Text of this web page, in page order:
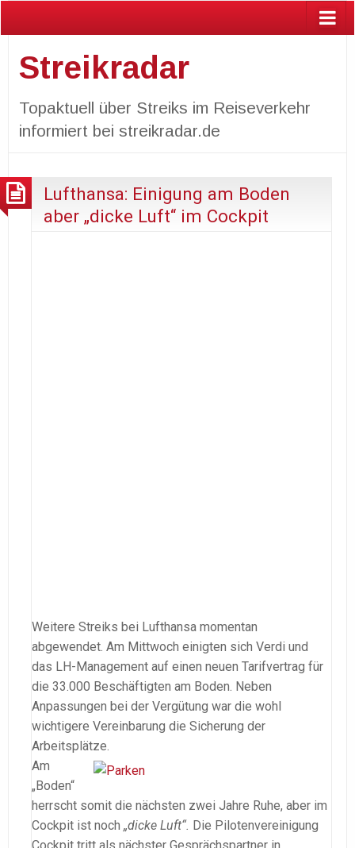
Streikradar
Topaktuell über Streiks im Reiseverkehr
informiert bei streikradar.de
Lufthansa: Einigung am Boden
aber „dicke Luft“ im Cockpit
Weitere Streiks bei Lufthansa momentan
abgewendet. Am Mittwoch einigten sich Verdi und
das LH-Management auf einen neuen Tarifvertrag für
die 33.000 Beschäftigten am Boden. Neben
Anpassungen bei der Vergütung war die wohl
wichtigere Vereinbarung die Sicherung der
Arbeitsplätze.
Am
„Boden“
herrscht somit die nächsten zwei Jahre Ruhe, aber im
Cockpit ist noch „dicke Luft“. Die Pilotenvereinigung